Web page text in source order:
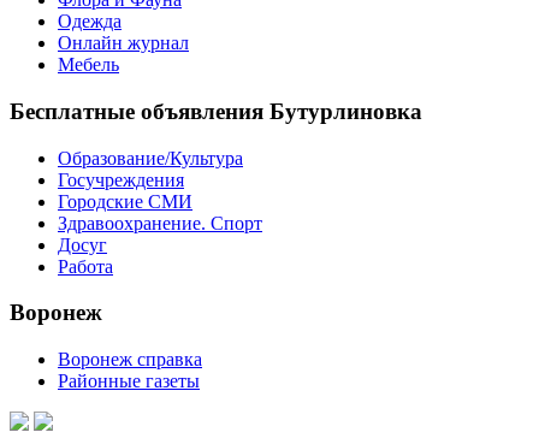
Одежда
Онлайн журнал
Мебель
Бесплатные объявления Бутурлиновка
Образование/Культура
Госучреждения
Городские СМИ
Здравоохранение. Спорт
Досуг
Работа
Воронеж
Воронеж справка
Районные газеты